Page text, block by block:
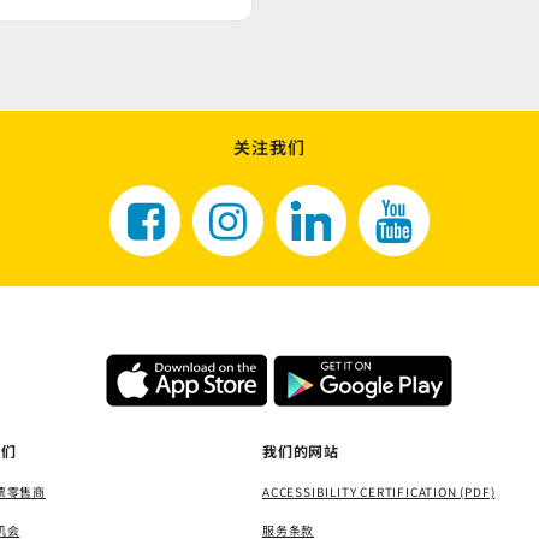
关注我们
零售商
会
我们的网站
ACCESSIBILITY CERTIFICATION (PDF)
服务条款